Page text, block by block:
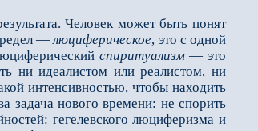
Человек может быть понят
—люциферическое, это с одной
спиритуализм— это
ни идеалистом или реалистом, ни
интенсивностью, чтобы находить
задача нового времени: не спорить
гегелевского люциферизма и